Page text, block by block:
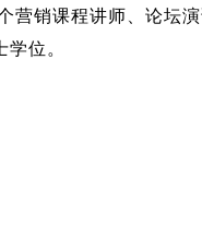
销课程讲师、论坛
位。